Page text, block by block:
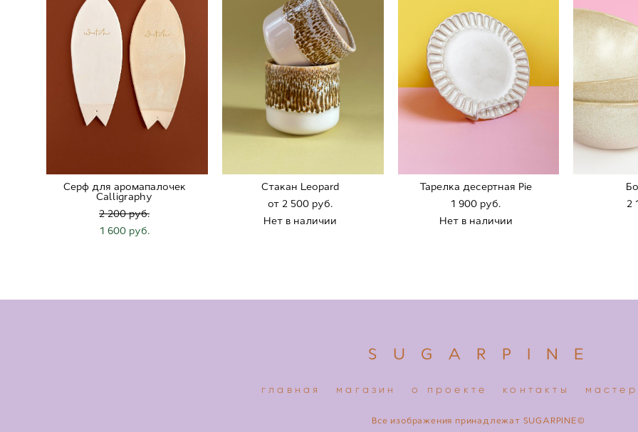
Серф для аромапалочек
Calligraphy
2 200 pуб.
1 600 pуб.
Стaкан Leopard
от 2 500 pуб.
Нет в наличии
Тарелка десертная Pie
1 900 pуб.
Нет в наличии
2
S U G A R P I N E
главная магазин о проекте контакты
Все изображения принадлежат SUGARPINE©